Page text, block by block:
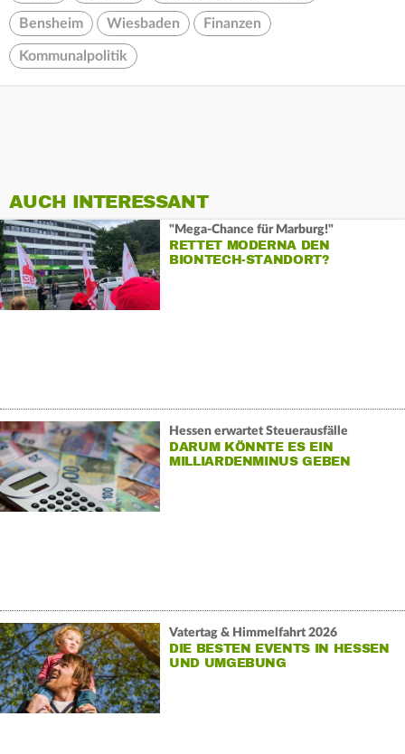
Bensheim Wiesbaden Finanzen
Kommunalpolitik
AUCH INTERESSANT
"Mega-Chance für Marburg!"
RETTET MODERNA DEN
BIONTECH-STANDORT?
Hessen erwartet Steuerausfälle
DARUM KÖNNTE ES EIN
MILLIARDENMINUS GEBEN
Vatertag & Himmelfahrt 2026
DIE BESTEN EVENTS IN HESSEN
UND UMGEBUNG